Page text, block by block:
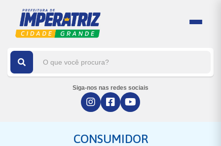
Siga-nos nas redes sociais
CONSUMIDOR